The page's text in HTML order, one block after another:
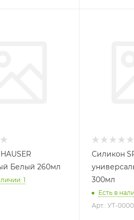
Белый 260мл
1
Силикон
300мл
Есть в
Арт.: УТ-